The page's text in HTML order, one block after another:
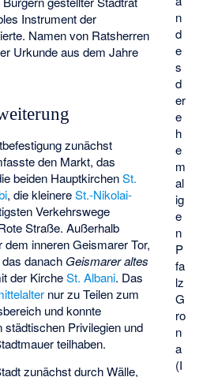
n
d
e
s
d
er
e
h
e
m
al
ig
e
n
P
fa
lz
G
ro
n
a
(I
Instrument der
Namen von Ratsherren
Urkunde aus dem Jahre
zunächst
den Markt, das
beiden HauptkirchenSt.
, die kleinereSt.-Nikolai-
Verkehrswege
Straße. Außerhalb
inneren Geismarer Tor,
danach Geismarer altes
der KircheSt. Albani. Das
nur zu Teilen zum
und konnte
städtischen Privilegien und
teilhaben.
zunächst durch Wälle,